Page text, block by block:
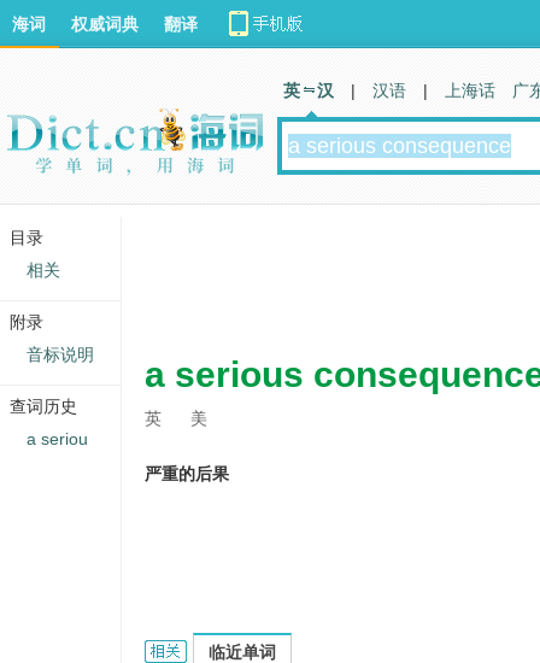
a serious
英 美
严重的后果
a serious consequence的相关资料：
临近单词
海词 权威词典 翻译
英 汉 | 汉语 | 上海话 广
目录
相关
附录
音标说明
查词历史
a seriou